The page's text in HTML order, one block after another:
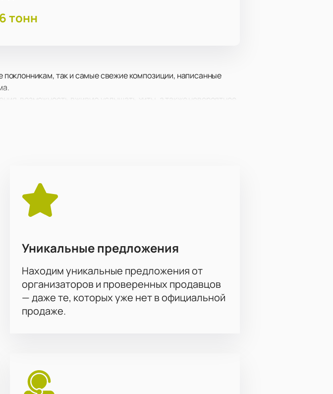
тонн
так и самые свежие композиции, написанные
возможность вживую услышать хиты, а также невероятное
Уникальные предложения
Находим уникальные предложения от
организаторов и проверенных продавцов
— даже те, которых уже нет в официальной
продаже.